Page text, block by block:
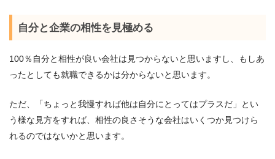
自分と企業の相性を見極める
100％自分と相性が良い会社は見つからないと思いますし、もしあ
ったとしても就職できるかは分からないと思います。
ただ、「ちょっと我慢すれば他は自分にとってはプラスだ」とい
う様な見方をすれば、相性の良さそうな会社はいくつか見つけら
れるのではないかと思います。